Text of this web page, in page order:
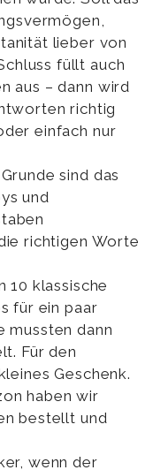
lieber von
füllt auch
aus – dann wird
richtig
einfach nur
sind das
und
richtigen Worte
10 klassische
für ein paar
mussten dann
Für den
Geschenk.
haben wir
bestellt und
wenn der